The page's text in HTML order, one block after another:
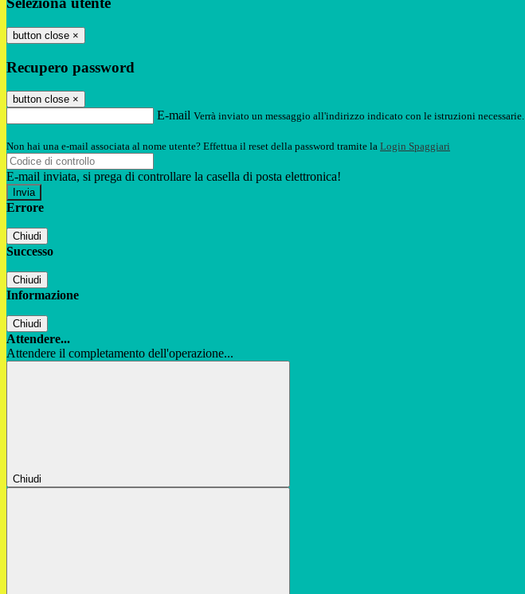
button close ×
Recupero password
button close ×
E-mail Verrà inviato un messaggio all'indirizzo indicato con le istruzioni necessarie.
Non hai una e-mail associata al nome utente? Effettua il reset della password tramite la Login Spaggiari
E-mail inviata, si prega di controllare la casella di posta elettronica!
Errore
Chiudi
Successo
Chiudi
Informazione
Chiudi
Attendere...
Attendere il completamento dell'operazione...
Chiudi